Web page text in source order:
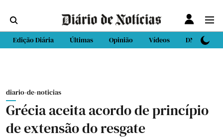
Edição Diária Últimas Opinião Vídeos DN Sport
diario-de-noticias
Grécia aceita acordo de princípio
de extensão do resgate